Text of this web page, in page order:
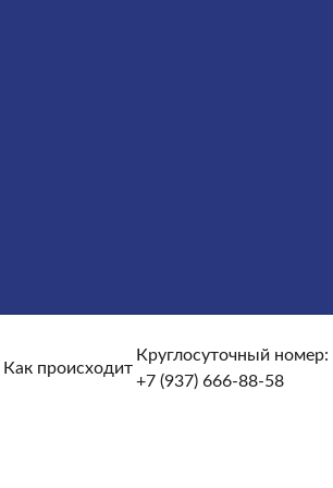
Как происходит
Круглосуточный номер:
+7 (937) 666-88-58